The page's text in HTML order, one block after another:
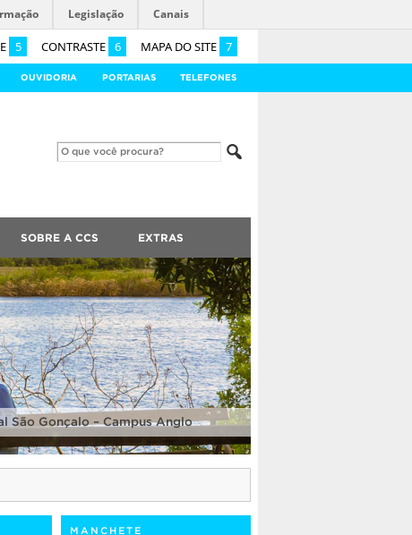
5 CONTRASTE 6 MAPA DO SITE 7
Legislação Canais
OUVIDORIA PORTARIAS TELEFONES
SOBRE A CCS EXTRAS
São Gonçalo – Campus Anglo
MANCHETE